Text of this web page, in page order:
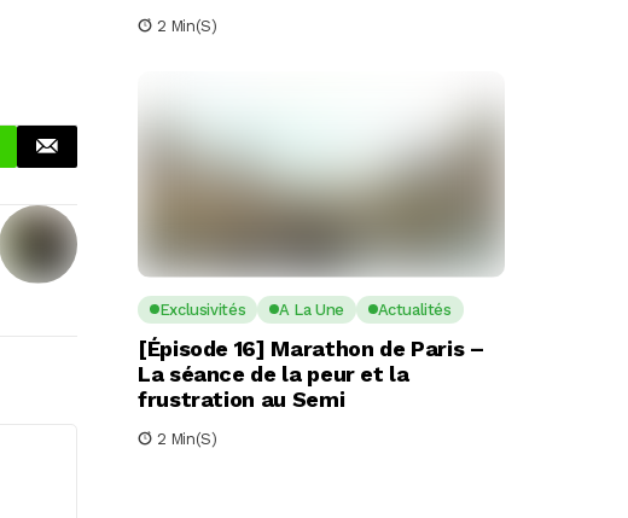
2 Min(s)
Exclusivités A La Une Actualités
[Épisode 16] Marathon de Paris –
La séance de la peur et la
frustration au Semi
2 Min(s)